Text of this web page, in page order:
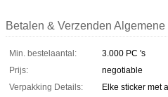
Betalen & Verzenden
Min. bestelaantal:
3.000 PC 's
Prijs:
negotiable
Verpakking Details:
Elke sticker met